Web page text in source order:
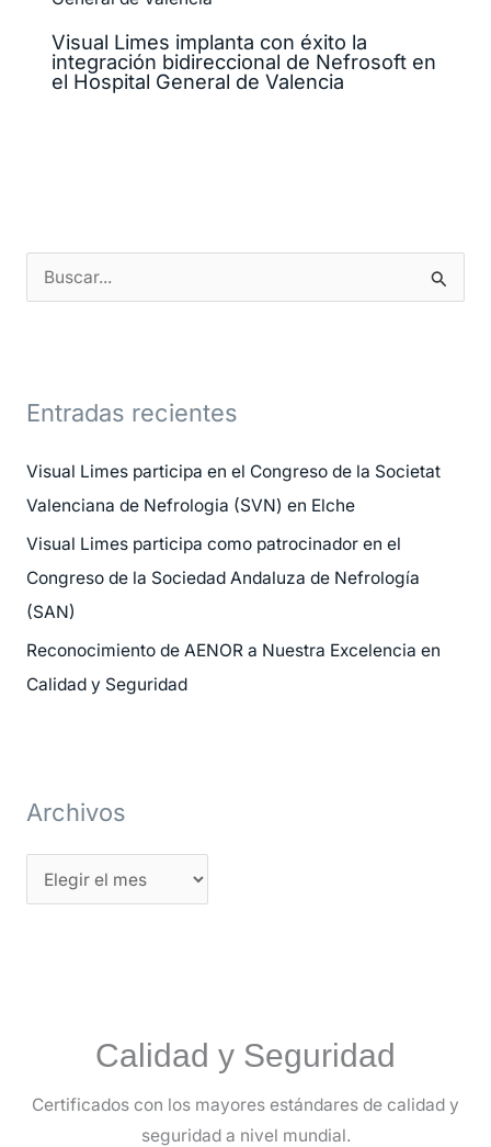
Visual Limes implanta con éxito la
integración bidireccional de Nefrosoft en
el Hospital General de Valencia
a
r
:
Entradas recientes
Visual Limes participa en el Congreso de la Societat
Valenciana de Nefrologia (SVN) en Elche
Visual Limes participa como patrocinador en el
Congreso de la Sociedad Andaluza de Nefrología
(SAN)
Reconocimiento de AENOR a Nuestra Excelencia en
Calidad y Seguridad
Archivos
Calidad y Seguridad
Certificados con los mayores estándares de calidad y
seguridad a nivel mundial.